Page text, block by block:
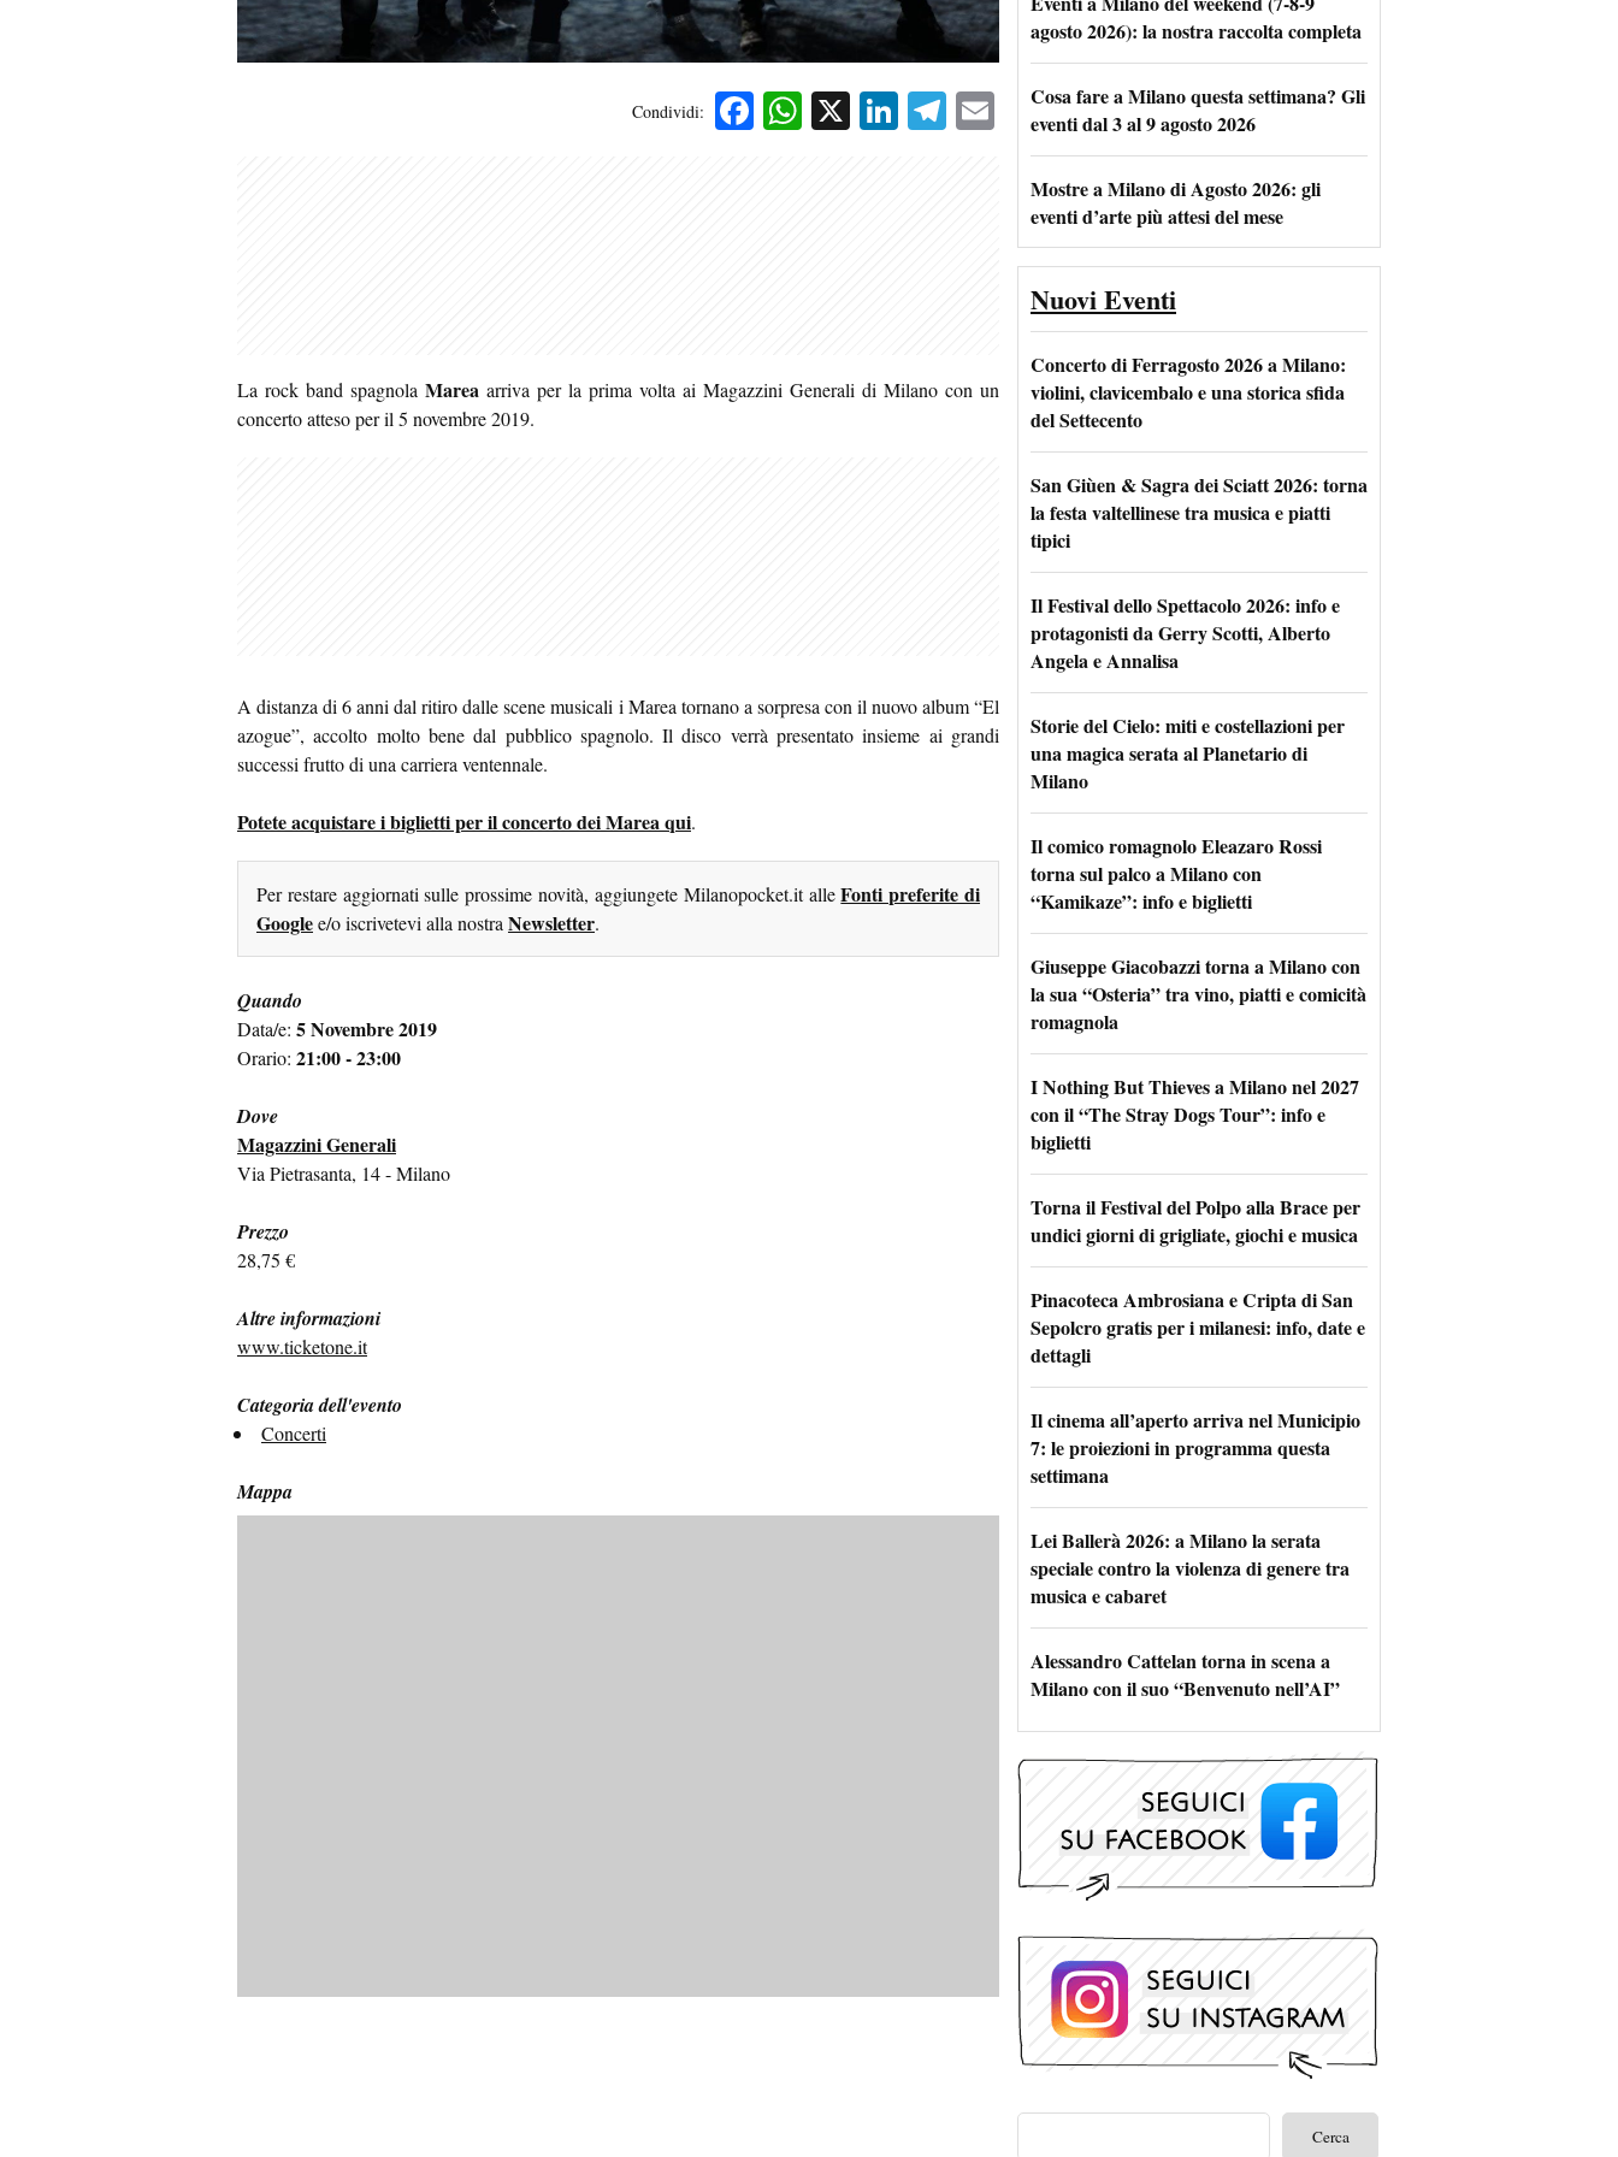
Condividi: Facebook
WhatsApp
X LinkedIn
Telegram
Email
La rock band spagnola Marea arriva per la prima volta ai Magazzini Generali di Milano con un
concerto atteso per il 5 novembre 2019.
A distanza di 6 anni dal ritiro dalle scene musicali i Marea tornano a sorpresa con il nuovo album “El
azogue”, accolto molto bene dal pubblico spagnolo. Il disco verrà presentato insieme ai grandi
successi frutto di una carriera ventennale.
Potete acquistare i biglietti per il concerto dei Marea qui.
Per restare aggiornati sulle prossime novità, aggiungete Milanopocket.it alleFonti preferite di
Googlee/o iscrivetevi alla nostraNewsletter.
Quando
Data/e: 5 Novembre 2019
Orario: 21:00 - 23:00
Dove
Magazzini Generali
Via Pietrasanta, 14 - Milano
Prezzo
28,75 €
Altre informazioni
www.ticketone.it
Categoria dell'evento
Concerti
Mappa
agosto 2026): la nostra raccolta completa
Cosa fare a Milano questa settimana? Gli
eventi dal 3 al 9 agosto 2026
Mostre a Milano di Agosto 2026: gli
eventi d’arte più attesi del mese
Nuovi Eventi
Concerto di Ferragosto 2026 a Milano:
violini, clavicembalo e una storica sfida
del Settecento
San Giùen & Sagra dei Sciatt 2026: torna
la festa valtellinese tra musica e piatti
tipici
Il Festival dello Spettacolo 2026: info e
protagonisti da Gerry Scotti, Alberto
Angela e Annalisa
Storie del Cielo: miti e costellazioni per
una magica serata al Planetario di
Milano
Il comico romagnolo Eleazaro Rossi
torna sul palco a Milano con
“Kamikaze”: info e biglietti
Giuseppe Giacobazzi torna a Milano con
la sua “Osteria” tra vino, piatti e comicità
romagnola
I Nothing But Thieves a Milano nel 2027
con il “The Stray Dogs Tour”: info e
biglietti
Torna il Festival del Polpo alla Brace per
undici giorni di grigliate, giochi e musica
Pinacoteca Ambrosiana e Cripta di San
Sepolcro gratis per i milanesi: info, date e
dettagli
Il cinema all’aperto arriva nel Municipio
7: le proiezioni in programma questa
settimana
Lei Ballerà 2026: a Milano la serata
speciale contro la violenza di genere tra
musica e cabaret
Alessandro Cattelan torna in scena a
Milano con il suo “Benvenuto nell’AI”